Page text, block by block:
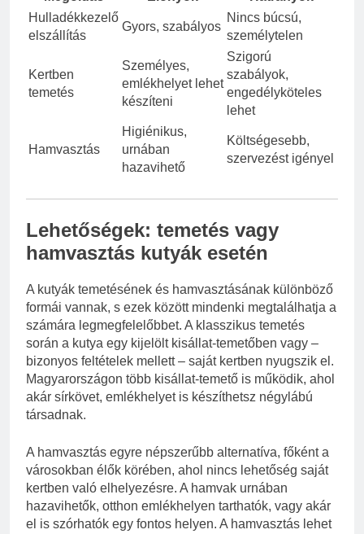
Hulladékkezelő
elszállítás
Gyors, szabályos
Nincs búcsú,
személytelen
Kertben
temetés
Személyes,
emlékhelyet lehet
készíteni
Szigorú
szabályok,
engedélyköteles
lehet
Hamvasztás
Higiénikus,
urnában
hazavihető
Költségesebb,
szervezést igényel
Lehetőségek: temetés vagy
hamvasztás kutyák esetén
A kutyák temetésének és hamvasztásának különböző
formái vannak, s ezek között mindenki megtalálhatja a
számára legmegfelelőbbet. A klasszikus temetés
során a kutya egy kijelölt kisállat-temetőben vagy –
bizonyos feltételek mellett – saját kertben nyugszik el.
Magyarországon több kisállat-temető is működik, ahol
akár sírkövet, emlékhelyet is készíthetsz négylábú
társadnak.
A hamvasztás egyre népszerűbb alternatíva, főként a
városokban élők körében, ahol nincs lehetőség saját
kertben való elhelyezésre. A hamvak urnában
hazavihetők, otthon emlékhelyen tarthatók, vagy akár
el is szórhatók egy fontos helyen. A hamvasztás lehet